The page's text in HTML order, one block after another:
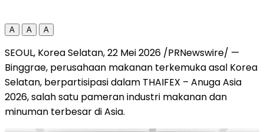
A A A
SEOUL, Korea Selatan,22 Mei 2026 /PRNewswire/ —
Binggrae, perusahaan makanan terkemuka asal Korea
Selatan, berpartisipasi dalam THAIFEX – Anuga Asia
2026, salah satu pameran industri makanan dan
minuman terbesar di Asia.